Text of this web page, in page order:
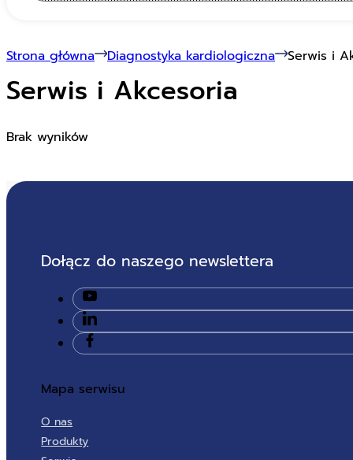
Strona główna Diagnostyka kardiologiczna Serwis i
Serwis i Akcesoria
Brak wyników
Dołącz do naszego newslettera
Mapa serwisu
O nas
Produkty